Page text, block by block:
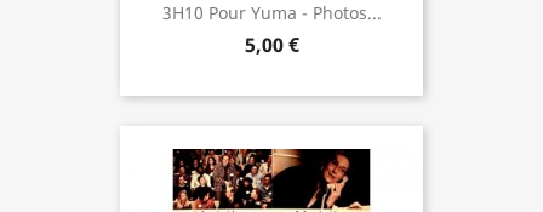
3H10 Pour Yuma - Photos...
5,00 €